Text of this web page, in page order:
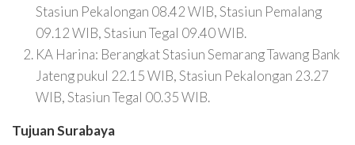
Stasiun Pekalongan 08.42 WIB, Stasiun Pemalang
09.12 WIB, Stasiun Tegal 09.40 WIB.
KA Harina: Berangkat Stasiun Semarang Tawang Bank
Jateng pukul 22.15 WIB, Stasiun Pekalongan 23.27
WIB, Stasiun Tegal 00.35 WIB.
Tujuan Surabaya